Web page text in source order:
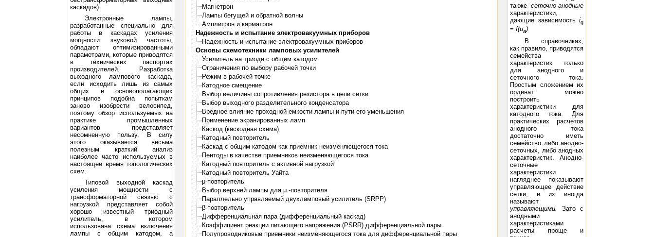
каскадов).
Электронные лампы,
разработанные специально для
работы в каскадах усиления
мощности звуковой частоты,
обладают оптимизированными
параметрами, которые приводятся
в технических паспортах
производителей. Разработка
выходного лампового каскада,
если исходить лишь из самых
общих и основополагающих
принципов подобна попыткам
заново изобрести велосипед,
поэтому обзор используемых на
практике промышленных
вариантов представляет
несомненную пользу. В силу
этого оказывается весьма
полезным краткий анализ
наиболее часто используемых в
настоящее время топологических
схем.
Типовой выходной каскад
усиления мощности с
трансформаторной связью с
нагрузкой представляет собой
хорошо известный триодный
усилитель, в котором
использована схема включения
лампы с общим катодом, а
Магнетрон
Лампы бегущей и обратной волны
Амплитрон и карматрон
Надежность и испытание электровакуумных приборов
Надежность и испытание электровакуумных приборов
Основы схемотехники ламповых усилителей
Усилитель на триоде с общим катодом
Ограничения по выбору рабочей точки
Режим в рабочей точке
Катодное смещение
Выбор величины сопротивления резистора в цепи сетки
Выбор выходного разделительного конденсатора
Вредное влияние проходной емкости лампы и пути его уменьшения
Применение экранированных ламп
Каскод (каскодная схема)
Катодный повторитель
Каскад с общим катодом как приемник неизменяющегося тока
Пентоды в качестве приемников неизменяющегося тока
Катодный повторитель с активной нагрузкой
Катодный повторитель Уайта
μ-повторитель
Выбор верхней лампы для μ -повторителя
Параллельно управляемый двухламповый усилитель (SRPP)
β-повторитель
Дифференциальная пара (дифференциальный каскад)
Коэффициент реакции питающего напряжения (PSRR) дифференциальной пары
Полупроводниковые приемники неизменяющегося тока для дифференциальной пары
также сеточно-анодные
характеристики,
дающие зависимость ig
= f(ua)
В справочниках,
как правило, приводятся
семейства
характеристик только
для анодного и
сеточного тока.
Простым сложением их
ординат можно
построить
характеристики для
катодного тока. Для
практических расчетов
анодного тока
достаточно иметь
семейство либо анодно-
сеточных, либо анодных
характеристик. Анодно-
сеточные
характеристики
нагляднее показывают
управляющее действие
сетки, и их иногда
называют
управляющими. Зато с
анодными
характеристиками
расчеты проще и